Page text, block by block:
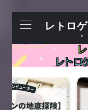
レトロ
ー